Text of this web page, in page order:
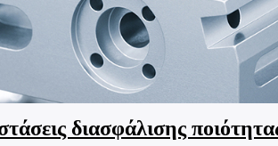
διασφάλισης